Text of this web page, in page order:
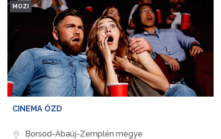
MOZI
CINEMA ÓZD
Borsod-Abaúj-Zemplén megye